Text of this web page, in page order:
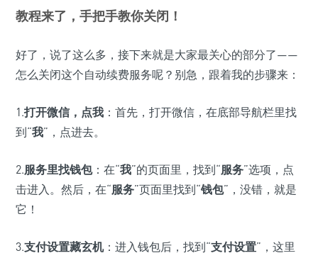
教程来了，手把手教你关闭！
好了，说了这么多，接下来就是大家最关心的部分了——
怎么关闭这个自动续费服务呢？别急，跟着我的步骤来：
1.打开微信，点我 ：首先，打开微信，在底部导航栏里找
到“我”，点进去。
2.服务里找钱包：在“我”的页面里，找到“服务”选项，点
击进入。然后，在“服务”页面里找到“钱包”，没错，就是
它！
3.支付设置藏玄机：进入钱包后，找到“支付设置”，这里